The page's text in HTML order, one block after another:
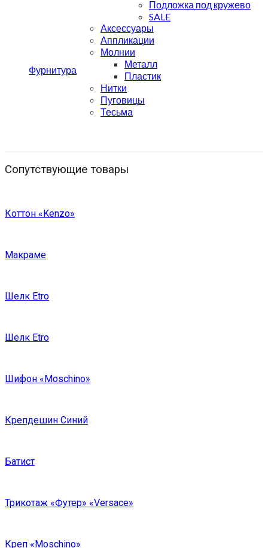
Подложка под кружево
SALE
Фурнитура
Аксессуары
Аппликации
Молнии
Металл
Пластик
Нитки
Пуговицы
Тесьма
Сопутствующие товары
Коттон «Kenzo»
Макраме
Шелк Etro
Шелк Etro
Шифон «Moschino»
Крепдешин Синий
Батист
Трикотаж «Футер» «Versace»
Креп «Moschino»